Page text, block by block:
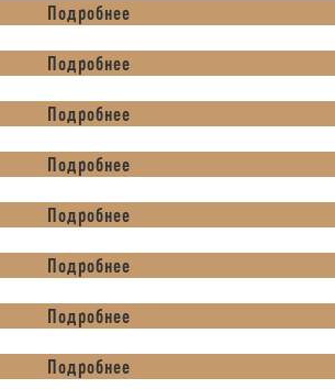
Подробнее
Подробнее
Подробнее
Подробнее
Подробнее
Подробнее
Подробнее
Подробнее